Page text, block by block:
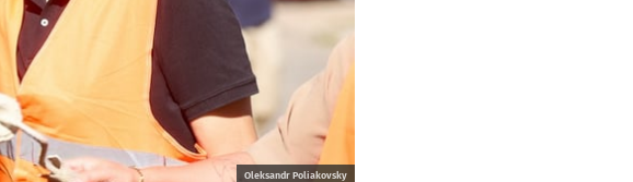
Oleksandr Poliakovsky